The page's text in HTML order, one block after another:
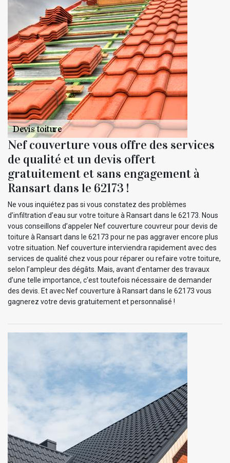
Nef couverture vous offre des services
de qualité et un devis offert
gratuitement et sans engagement à
Ransart dans le 62173 !
Ne vous inquiétez pas si vous constatez des problèmes
d’infiltration d’eau sur votre toiture à Ransart dans le 62173. Nous
vous conseillons d’appeler Nef couverture couvreur pour devis de
toiture à Ransart dans le 62173 pour ne pas aggraver encore plus
votre situation. Nef couverture interviendra rapidement avec des
services de qualité chez vous pour réparer ou refaire votre toiture,
selon l’ampleur des dégâts. Mais, avant d’entamer des travaux
d’une telle importance, c'est toutefois nécessaire de demander
des devis. Et avec Nef couverture à Ransart dans le 62173 vous
gagnerez votre devis gratuitement et personnalisé !